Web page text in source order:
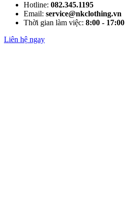
Hotline: 082.345.1195
Email: service@nkclothing.vn
Thời gian làm việc: 8:00 - 17:00
Liên hệ ngay